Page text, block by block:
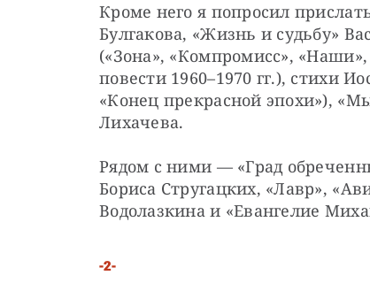
Кроме него я попросил
Булгакова, «Жизнь и судьбу»
(«Зона», «Компромисс»,
повести 1960–1970 гг.), стихи
«Конец прекрасной эпохи»),
Лихачева.
Рядом с ними — «Град
Бориса Стругацких, «Лавр»,
Водолазкина и «Евангелие
-2-